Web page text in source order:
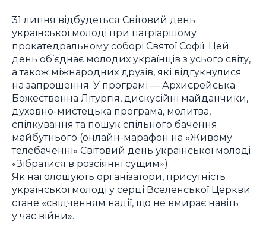
31 липня відбудеться Світовий день
української молоді при патріаршому
прокатедральному соборі Святої Софії. Цей
день об’єднає молодих українців з усього світу,
а також міжнародних друзів, які відгукнулися
на запрошення. У програмі — Архиєрейська
Божественна Літургія, дискусійні майданчики,
духовно-мистецька програма, молитва,
спілкування та пошук спільного бачення
майбутнього (онлайн-марафон на «Живому
телебаченні» Світовий день української молоді
«Зібратися в розсіянні сущим»).
Як наголошують організатори, присутність
української молоді у серці Вселенської Церкви
стане «свідченням надії, що не вмирає навіть
у час війни».